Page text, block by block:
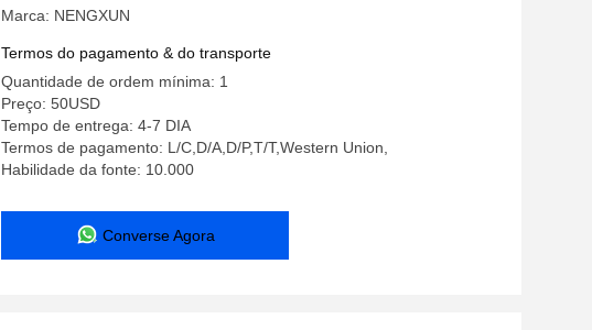
Marca: NENGXUN
Termos do pagamento & do transporte
Quantidade de ordem mínima: 1
Preço: 50USD
Tempo de entrega: 4-7 DIA
Termos de pagamento: L/C,D/A,D/P,T/T,Western Union,
Habilidade da fonte: 10.000
Converse Agora